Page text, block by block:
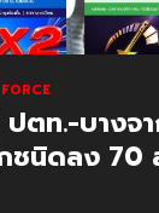
ปตท.-บางจ
ชนิดลง 70